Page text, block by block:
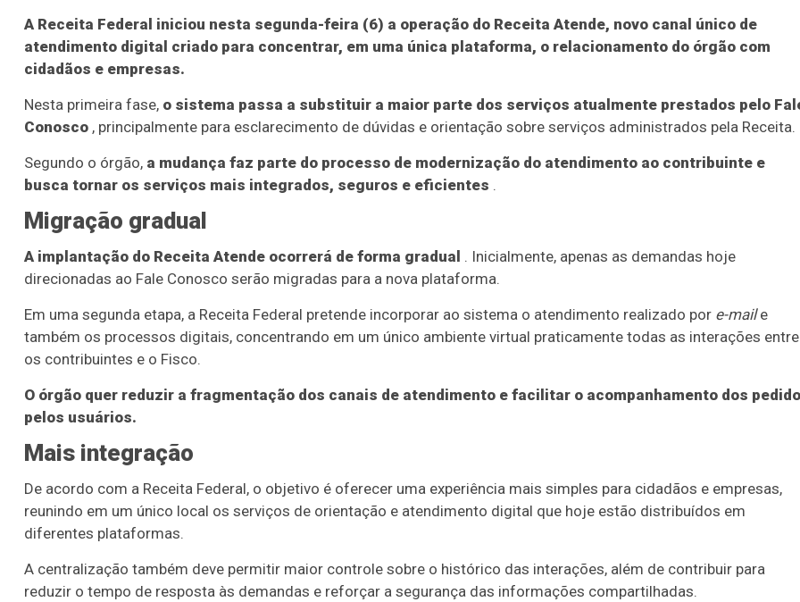
A Receita Federal iniciou nesta segunda-feira (6) a operação do Receita Atende, novo canal único de
atendimento digital criado para concentrar, em uma única plataforma, o relacionamento do órgão com
cidadãos e empresas.
Nesta primeira fase, o sistema passa a substituir a maior parte dos serviços atualmente prestados pelo
Conosco , principalmente para esclarecimento de dúvidas e orientação sobre serviços administrados pela Receita.
Segundo o órgão, a mudança faz parte do processo de modernização do atendimento ao contribuinte e
busca tornar os serviços mais integrados, seguros e eficientes .
Migração gradual
A implantação do Receita Atende ocorrerá de forma gradual . Inicialmente, apenas as demandas hoje
direcionadas ao Fale Conosco serão migradas para a nova plataforma.
Em uma segunda etapa, a Receita Federal pretende incorporar ao sistema o atendimento realizado por e-maile
também os processos digitais, concentrando em um único ambiente virtual praticamente todas as interações entre
os contribuintes e o Fisco.
O órgão quer reduzir a fragmentação dos canais de atendimento e facilitar o acompanhamento dos
pelos usuários.
Mais integração
De acordo com a Receita Federal, o objetivo é oferecer uma experiência mais simples para cidadãos e empresas,
reunindo em um único local os serviços de orientação e atendimento digital que hoje estão distribuídos em
diferentes plataformas.
A centralização também deve permitir maior controle sobre o histórico das interações, além de contribuir para
reduzir o tempo de resposta às demandas e reforçar a segurança das informações compartilhadas.